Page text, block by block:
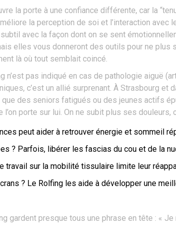
la porte à une confiance différente, car la
la perception de soi et l’interaction
avec la façon dont on se sent
elles vous donneront des outils pour ne
là où tout semblait coincé.
pas indiqué en cas de pathologie aiguë
c’est un allié surprenant. À Strasbourg
des seniors fatigués ou des jeunes actifs
porte sur lui. On ne subit plus ses douleurs,
peut aider à retrouver énergie et sommeil
? Parfois, libérer les fascias du cou et de la
travail sur la mobilité tissulaire limite leur
? Le Rolfing les aide à développer une
gardent presque tous une phrase en tête : «